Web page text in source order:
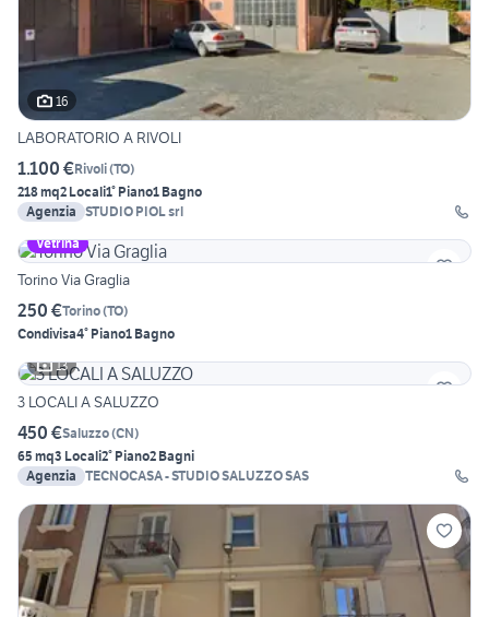
16
LABORATORIO A RIVOLI
1.100 €Rivoli(TO)
218 mq2 Locali1° Piano1 Bagno
Agenzia STUDIO PIOL srl
Vetrina
Torino Via Graglia
250 €Torino(TO)
Condivisa4° Piano1 Bagno
13
3 LOCALI A SALUZZO
450 €Saluzzo(CN)
65 mq3 Locali2° Piano2 Bagni
Agenzia TECNOCASA - STUDIO SALUZZO SAS